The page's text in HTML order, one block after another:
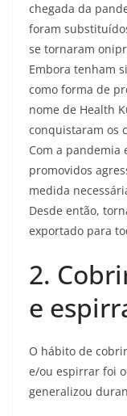
chegada da
foram
se tornaram
Embora tenham
como forma de
nome de Health
conquistaram os
Com a pandemia
promovidos
medida
Desde então,
exportado para
2.
e
O hábito de
e/ou espirrar foi
generalizou